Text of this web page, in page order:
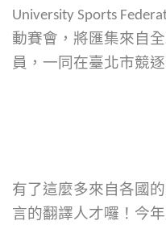
University Sports
動賽會，將匯集來自
員，一同在臺北市競逐
有了這麼多來自各國
言的翻譯人才囉！ 今